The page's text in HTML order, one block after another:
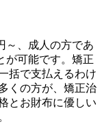
～、成人の方であ
が可能です。矯正
括で支払えるわけ
くの方が、矯正治
とお財布に優しい